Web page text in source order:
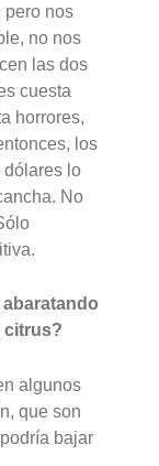
pero nos
no nos
las dos
cuesta
horrores,
los
dólares lo
No
citrus?
algunos
que son
bajar